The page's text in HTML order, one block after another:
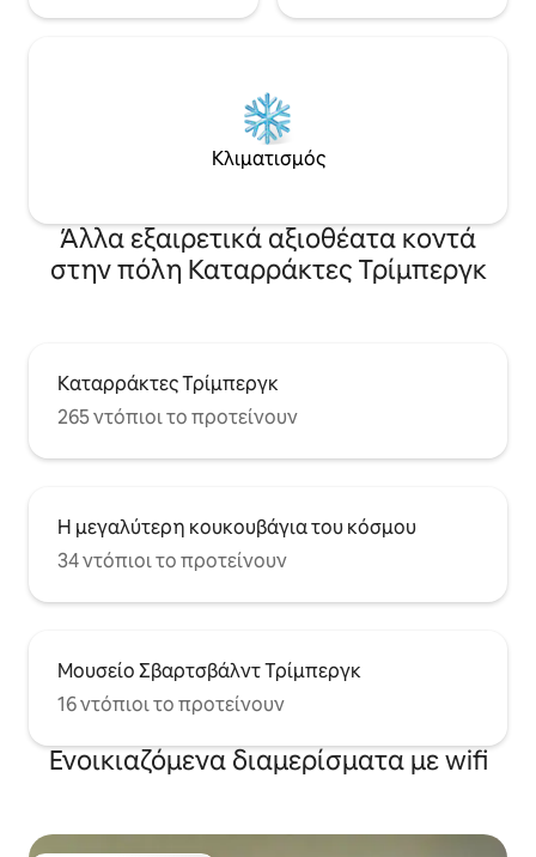
Κλιματισμός
Άλλα εξαιρετικά αξιοθέατα κοντά
στην πόλη Καταρράκτες Τρίμπεργκ
Καταρράκτες Τρίμπεργκ
265 ντόπιοι το προτείνουν
Η μεγαλύτερη κουκουβάγια του κόσμου
34 ντόπιοι το προτείνουν
Μουσείο Σβαρτσβάλντ Τρίμπεργκ
16 ντόπιοι το προτείνουν
Ενοικιαζόμενα διαμερίσματα με wifi